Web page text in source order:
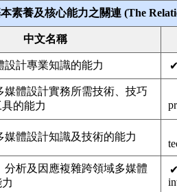
素養及核心能力之關連 (The
中文名稱
設計專業知識的能力 ✔
媒體設計實務所需技術、技巧
的能力
媒體設計知識及技術的能力
分析及因應複雜跨領域多媒體
✔